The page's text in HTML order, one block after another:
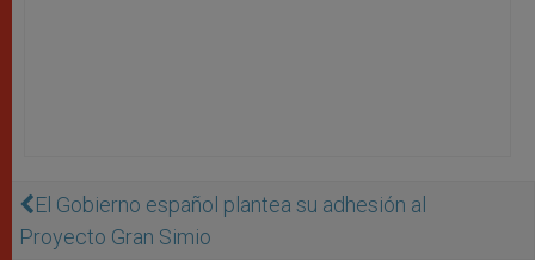
El Gobierno español plantea su adhesión al
Proyecto Gran Simio